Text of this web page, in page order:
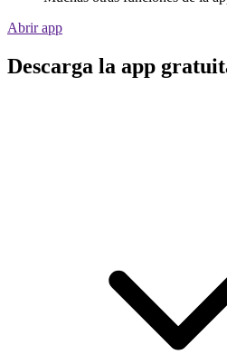
Abrir app
Descarga la app